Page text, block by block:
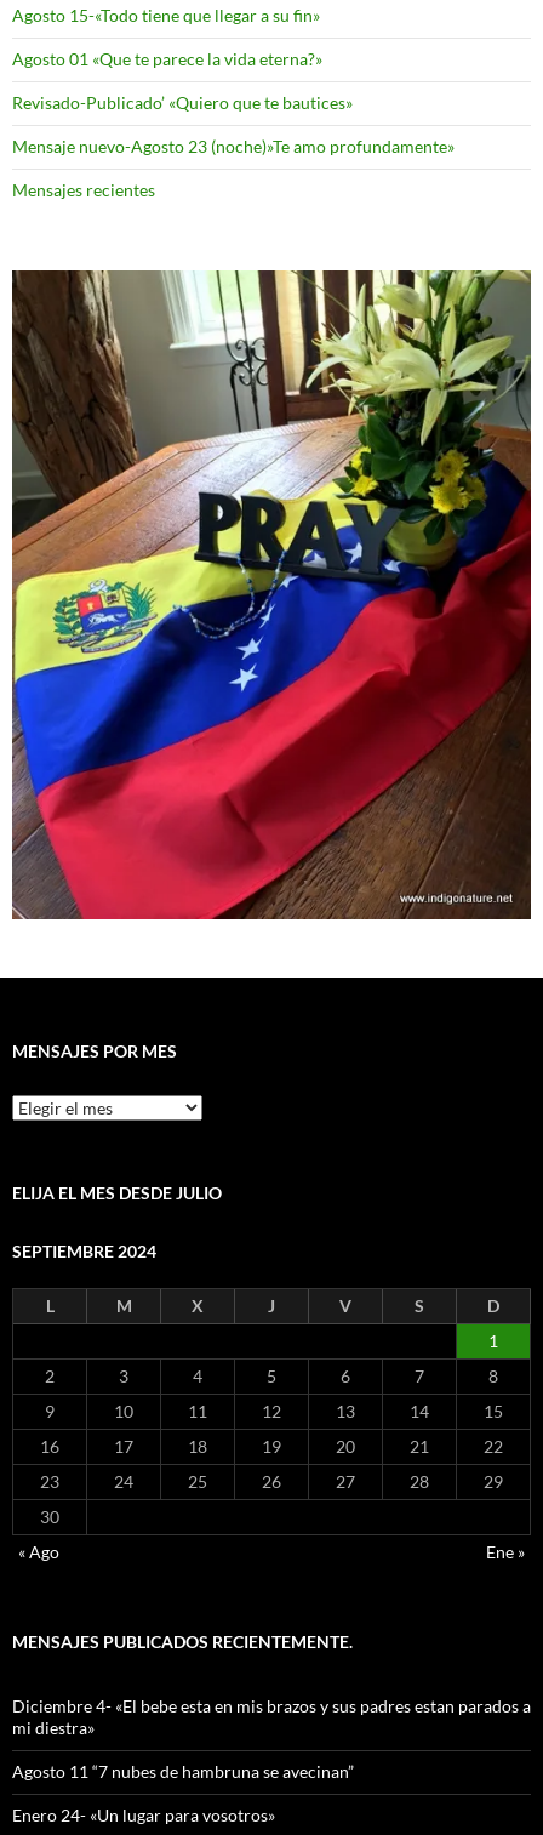
Agosto 15-«Todo tiene que llegar a su fin»
Agosto 01 «Que te parece la vida eterna?»
Revisado-Publicado’ «Quiero que te bautices»
Mensaje nuevo-Agosto 23 (noche)»Te amo profundamente»
Mensajes recientes
MENSAJES POR MES
Mensajes
por
ELIJA EL MES DESDE JULIO
SEPTIEMBRE 2024
L M X J V S
D
1
2
3 4 5 6 7
8
9
10 11 12 13 14
15
16
17 18 19 20 21
22
23
24 25 26 27 28
29
30
« Ago
Ene »
MENSAJES PUBLICADOS RECIENTEMENTE.
Diciembre 4- «El bebe esta en mis brazos y sus padres estan parados a
mi diestra»
Agosto 11 “7 nubes de hambruna se avecinan”
Enero 24- «Un lugar para vosotros»